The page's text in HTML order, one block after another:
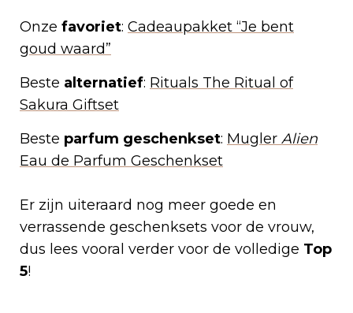
Onze favoriet: Cadeaupakket “Je bent
goud waard”
Beste alternatief: Rituals The Ritual of
Sakura Giftset
Beste parfum geschenkset: Mugler Alien
Eau de Parfum Geschenkset
Er zijn uiteraard nog meer goede en
verrassende geschenksets voor de vrouw,
dus lees vooral verder voor de volledige Top
5!